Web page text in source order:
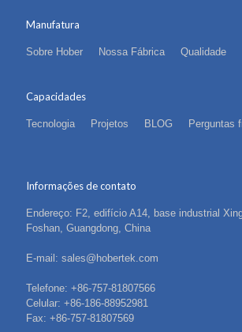
Manufatura
Sobre Hober Nossa Fábrica Qualidade
Capacidades
Tecnologia Projetos BLOG Perguntas
Informações de contato
Endereço: F2, edifício A14, base industrial
Foshan, Guangdong, China
E-mail: sales@hobertek.com
Telefone: +86-757-81807566
Celular: +86-186-88952981
Fax: +86-757-81807569